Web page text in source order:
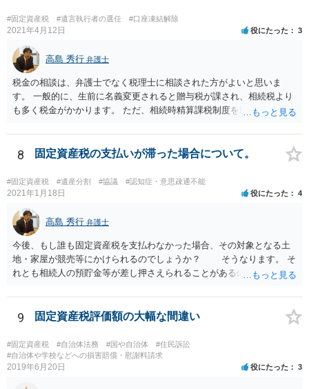
#固定資産税 #遺言執行者の選任 #口座凍結解除
2021年4月12日 役にたった 3
高島 秀行 弁護士
税金の相談は、弁護士でなく税理士に相談された方がよいと思いま
す。 一般的に、生前に名義変更されると贈与税が課され、相続税より
も多く税金がかかります。 ただ、相続時精算課税制度を取れば、実質
ういう場合にどれくらい税金がかかるか計算してもらって どういう方
針を取るか決められたらよいと思います。
8 固定資産税の支払いが滞った場合について。
#固定資産税 #遺産分割 #協議 #認知症・意思疎通不能
2021年1月18日 役にたった 4
高島 秀行 弁護士
今後、もし誰も固定資産税を支払わなかった場合、その対象となる土
地・家屋が競売等にかけられるのでしょうか？ そうなります。 そ
れとも相続人の預貯金等が差し押さえられることがあるのでしょう
ます。 また、固定資産税は遺産分割協議が整わない限り、法定相続分
ではなくあくまで不可分債務（？）ということになって相続人全員、
で、相続人全員の責任となります。 あなたが立て替えておき、遺
産分割の際に精算するのがよいと思います。 遺産分割協議が進ま
ないのであれば、弁護士に相談して、遺産分割調停や審判を した
9 固定資産税評価額の大幅な間違い
#固定資産税 #自治体法務 #国や自治体
#住民訴訟
#自治体や学校などへの損害賠償・慰謝料請求
2019年6月20日 役にたった 3